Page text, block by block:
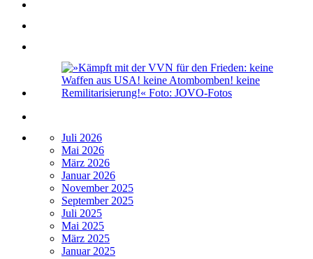
Juli 2026
Mai 2026
März 2026
Januar 2026
November 2025
September 2025
Juli 2025
Mai 2025
März 2025
Januar 2025